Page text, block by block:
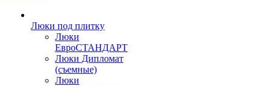
Люки под плитку
Люки
ЕвроСТАНДАРТ
Люки Дипломат
(съемные)
Люки